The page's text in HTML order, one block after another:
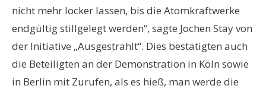
nicht mehr locker lassen, bis die Atomkraftwerke
endgültig stillgelegt werden“, sagte Jochen Stay von
der Initiative „Ausgestrahlt“. Dies bestätigten auch
die Beteiligten an der Demonstration in Köln sowie
in Berlin mit Zurufen, als es hieß, man werde die